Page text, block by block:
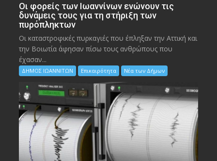
Οι φορείς των Ιωαννίνων ενώνουν τις
δυνάμεις τους για τη στήριξη των
πυρόπληκτων
Οι καταστροφικές πυρκαγιές που έπληξαν την Αττική και
την Bοιωτία άφησαν πίσω τους ανθρώπους που
έχασαν...
ΔΗΜΟΣ ΙΩΑΝΝΙΤΩΝ Επικαιρότητα Νέα των Δήμων